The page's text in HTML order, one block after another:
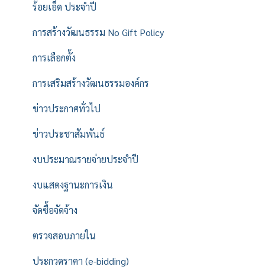
ร้อยเอ็ด ประจำปี
การสร้างวัฒนธรรม No Gift Policy
การเลือกตั้ง
การเสริมสร้างวัฒนธรรมองค์กร
ข่าวประกาศทั่วไป
ข่าวประชาสัมพันธ์
งบประมาณรายจ่ายประจำปี
งบแสดงฐานะการเงิน
จัดซื้อจัดจ้าง
ตรวจสอบภายใน
ประกวดราคา (e-bidding)